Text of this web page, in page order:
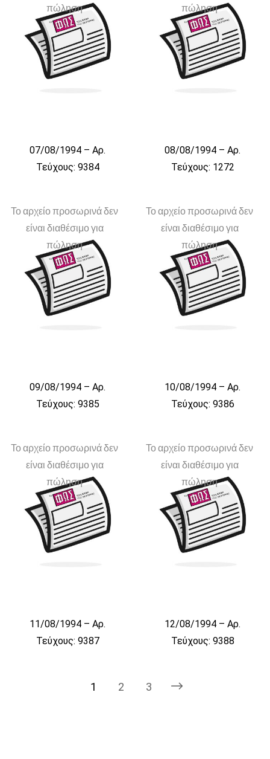
πώληση
07/08/1994 – Αρ.
Τεύχους: 9384
πώληση
08/08/1994 – Αρ.
Τεύχους: 1272
Το αρχείο προσωρινά δεν
είναι διαθέσιμο για
πώληση
09/08/1994 – Αρ.
Τεύχους: 9385
Το αρχείο προσωρινά δεν
είναι διαθέσιμο για
πώληση
10/08/1994 – Αρ.
Τεύχους: 9386
Το αρχείο προσωρινά δεν
είναι διαθέσιμο για
πώληση
11/08/1994 – Αρ.
Τεύχους: 9387
Το αρχείο προσωρινά δεν
είναι διαθέσιμο για
πώληση
12/08/1994 – Αρ.
Τεύχους: 9388
1 2 3